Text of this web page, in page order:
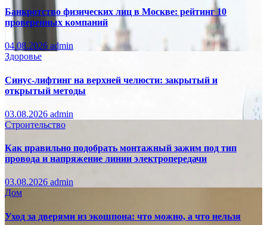
Банкротство физических лиц в Москве: рейтинг 10
проверенных компаний
04.08.2026 admin
Здоровье
Синус-лифтинг на верхней челюсти: закрытый и
открытый методы
03.08.2026 admin
Строительство
Как правильно подобрать монтажный зажим под тип
провода и напряжение линии электропередачи
03.08.2026 admin
Дом
Уход за дверями из экошпона: что можно, а что нельзя